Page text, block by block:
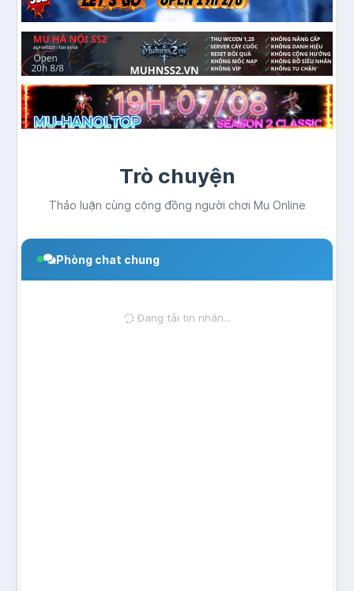
Trò chuyện
Thảo luận cùng cộng đồng người chơi Mu Online
Phòng chat chung
Đang tải tin nhắn...